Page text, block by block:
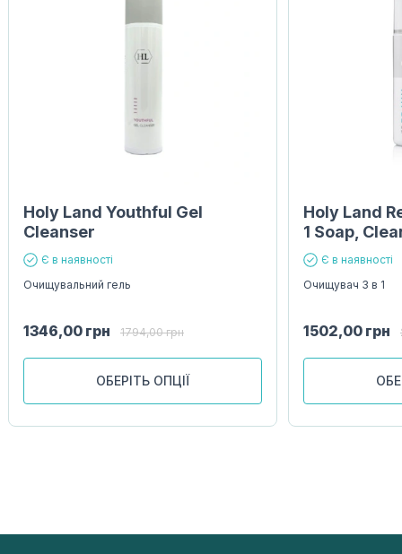
Holy Land Youthful Gel
Cleanser
Є в наявності
Очищувальний гель
1346,00 грн 1794,00грн
ОБЕРІТЬ ОПЦІЇ
Holy Land
1 Soap,
Є в наявності
Очищувач 3 в 1
1502,00 грн